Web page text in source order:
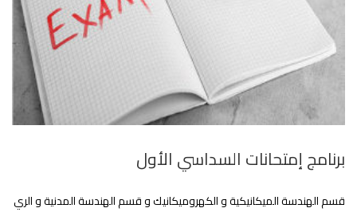
برنامج إمتحانات السداسي اﻷول
قسم الهندسة الميكانيكية و الكهروميكانيك و قسم الهندسة المدنية و الري